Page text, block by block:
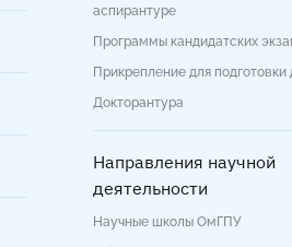
аспирантуре
Программы кандидатских
Прикрепление для подготовки
Докторантура
Направления научной
деятельности
Научные школы ОмГПУ